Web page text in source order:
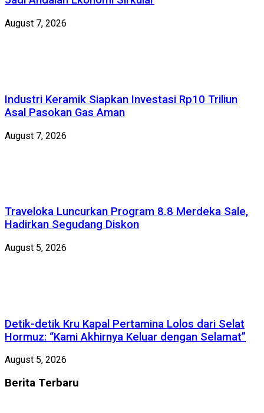
August 7, 2026
Industri Keramik Siapkan Investasi Rp10 Triliun
Asal Pasokan Gas Aman
August 7, 2026
Traveloka Luncurkan Program 8.8 Merdeka Sale,
Hadirkan Segudang Diskon
August 5, 2026
Detik-detik Kru Kapal Pertamina Lolos dari Selat
Hormuz: “Kami Akhirnya Keluar dengan Selamat”
August 5, 2026
Berita Terbaru